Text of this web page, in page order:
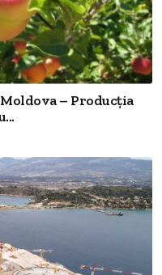
– Producția